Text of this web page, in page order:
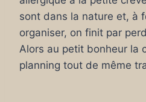
sont dans la nature et, à
organiser, on finit par
Alors au petit bonheur la
planning tout de même